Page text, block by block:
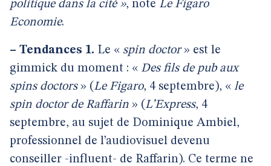
politique dans la cité », note Le Figaro
Economie.
– Tendances 1. Le « spin doctor» est le
gimmick du moment : « Des fils de pub aux
spins doctors» (Le Figaro, 4 septembre), « le
spin doctor de Raffarin » (L’Express, 4
septembre, au sujet de Dominique Ambiel,
professionnel de l’audiovisuel devenu
conseiller -influent- de Raffarin). Ce terme ne